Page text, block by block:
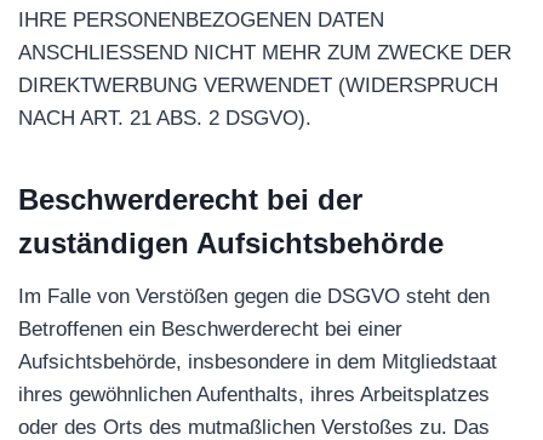
IHRE PERSONENBEZOGENEN DATEN
ANSCHLIESSEND NICHT MEHR ZUM ZWECKE DER
DIREKTWERBUNG VERWENDET (WIDERSPRUCH
NACH ART. 21 ABS. 2 DSGVO).
Beschwerde­recht bei der
zuständigen Aufsichts­behörde
Im Falle von Verstößen gegen die DSGVO steht den
Betroffenen ein Beschwerderecht bei einer
Aufsichtsbehörde, insbesondere in dem Mitgliedstaat
ihres gewöhnlichen Aufenthalts, ihres Arbeitsplatzes
oder des Orts des mutmaßlichen Verstoßes zu. Das